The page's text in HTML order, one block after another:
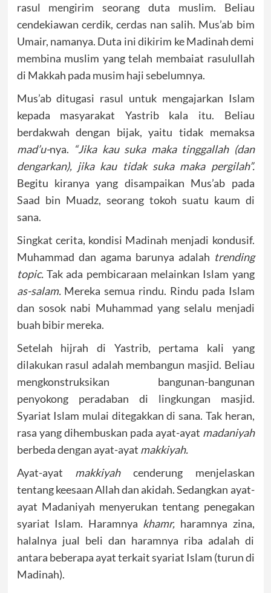
rasul mengirim seorang duta muslim. Beliau
cendekiawan cerdik, cerdas nan salih. Mus’ab bim
Umair, namanya. Duta ini dikirim ke Madinah demi
membina muslim yang telah membaiat rasulullah
di Makkah pada musim haji sebelumnya.
Mus’ab ditugasi rasul untuk mengajarkan Islam
kepada masyarakat Yastrib kala itu. Beliau
berdakwah dengan bijak, yaitu tidak memaksa
mad’u-nya. “Jika kau suka maka tinggallah (dan
dengarkan), jika kau tidak suka maka pergilah”.
Begitu kiranya yang disampaikan Mus’ab pada
Saad bin Muadz, seorang tokoh suatu kaum di
sana.
Singkat cerita, kondisi Madinah menjadi kondusif.
Muhammad dan agama barunya adalah trending
topic.Tak ada pembicaraan melainkan Islam yang
as-salam.Mereka semua rindu. Rindu pada Islam
dan sosok nabi Muhammad yang selalu menjadi
buah bibir mereka.
Setelah hijrah di Yastrib, pertama kali yang
dilakukan rasul adalah membangun masjid. Beliau
mengkonstruksikan bangunan-bangunan
penyokong peradaban di lingkungan masjid.
Syariat Islam mulai ditegakkan di sana. Tak heran,
rasa yang dihembuskan pada ayat-ayat madaniyah
berbeda dengan ayat-ayat makkiyah.
Ayat-ayat makkiyahcenderung menjelaskan
tentang keesaan Allah dan akidah. Sedangkan ayat-
ayat Madaniyah menyerukan tentang penegakan
syariat Islam. Haramnya khamr, haramnya zina,
halalnya jual beli dan haramnya riba adalah di
antara beberapa ayat terkait syariat Islam (turun di
Madinah).